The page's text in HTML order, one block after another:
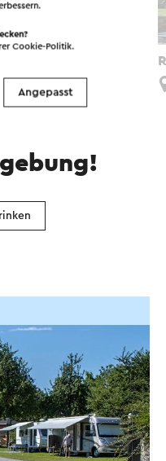
Cookie-Politik.
Angepasst